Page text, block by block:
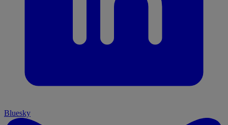
Bluesky